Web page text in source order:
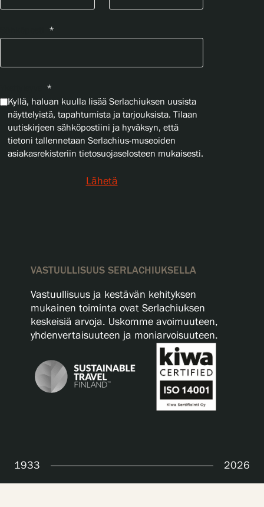
*
*
Kyllä, haluan kuulla lisää Serlachiuksen uusista
näyttelyistä, tapahtumista ja tarjouksista. Tilaan
uutiskirjeen sähköpostiini ja hyväksyn, että
tietoni tallennetaan Serlachius-museoiden
asiakasrekisteriin tietosuojaselosteen mukaisesti.
Lähetä
VASTUULLISUUS SERLACHIUKSELLA
Vastuullisuus ja kestävän kehityksen
mukainen toiminta ovat Serlachiuksen
keskeisiä arvoja. Uskomme avoimuuteen,
yhdenvertaisuuteen ja moniarvoisuuteen.
1933 2026